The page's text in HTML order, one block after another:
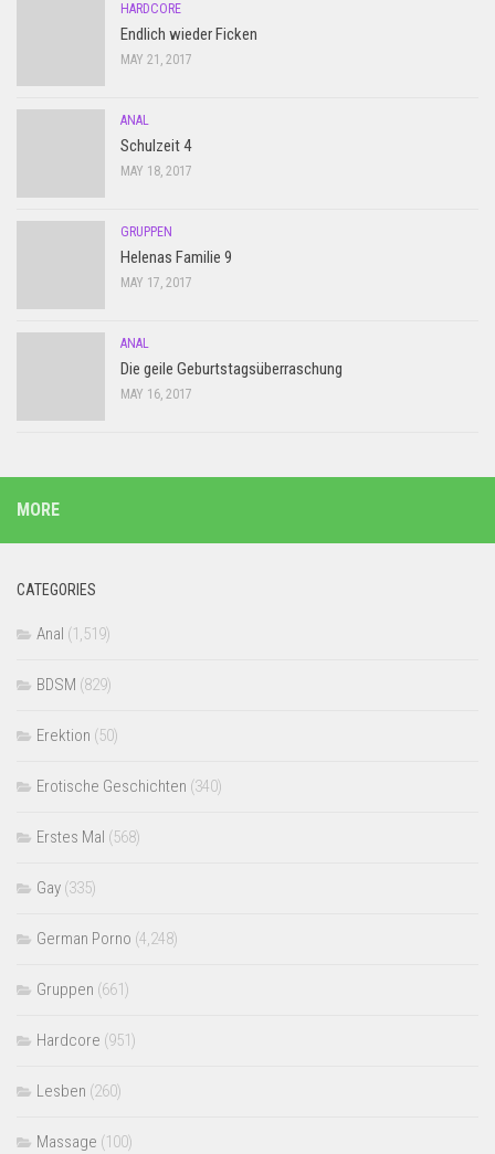
HARDCORE
Endlich wieder Ficken
MAY 21, 2017
ANAL
Schulzeit 4
MAY 18, 2017
GRUPPEN
Helenas Familie 9
MAY 17, 2017
ANAL
Die geile Geburtstagsüberraschung
MAY 16, 2017
MORE
CATEGORIES
Anal (1,519)
BDSM (829)
Erektion (50)
Erotische Geschichten (340)
Erstes Mal (568)
Gay (335)
German Porno (4,248)
Gruppen (661)
Hardcore (951)
Lesben (260)
Massage (100)